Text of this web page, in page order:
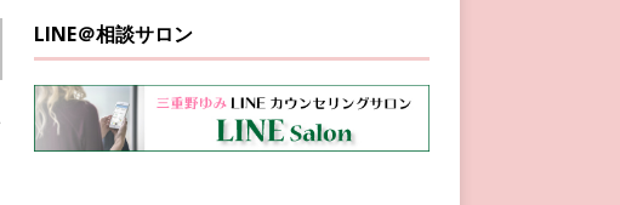
LINE＠相談サロン